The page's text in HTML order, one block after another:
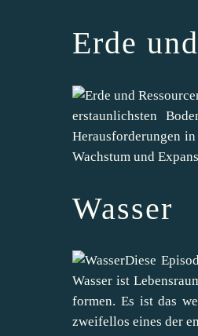
Erde
erstaunlichsten
Herausforderungen
Wachstum und
Wasser
Diese
Wasser ist
formen. Es ist das
zweifellos eines der